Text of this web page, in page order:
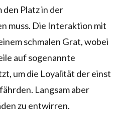
Platz in der
muss. Die Interaktion mit
schmalen Grat, wobei
auf sogenannte
um die Loyalität der einst
Langsam aber
zu entwirren.